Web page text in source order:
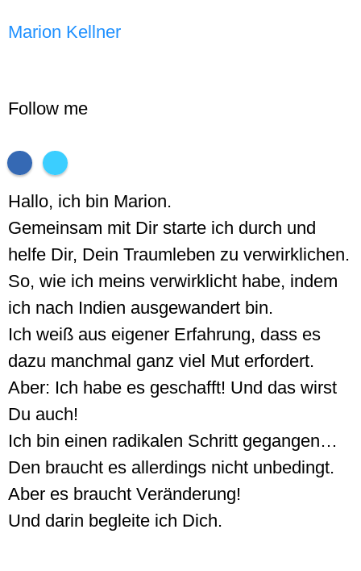
Marion Kellner
Follow me
Hallo, ich bin Marion.
Gemeinsam mit Dir starte ich durch und
helfe Dir, Dein Traumleben zu verwirklichen.
So, wie ich meins verwirklicht habe, indem
ich nach Indien ausgewandert bin.
Ich weiß aus eigener Erfahrung, dass es
dazu manchmal ganz viel Mut erfordert.
Aber: Ich habe es geschafft! Und das wirst
Du auch!
Ich bin einen radikalen Schritt gegangen…
Den braucht es allerdings nicht unbedingt.
Aber es braucht Veränderung!
Und darin begleite ich Dich.